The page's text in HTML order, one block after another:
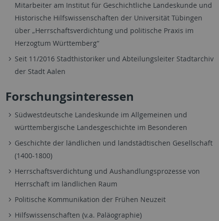
Mitarbeiter am Institut für Geschichtliche Landeskunde und
Historische Hilfswissenschaften der Universität Tübingen
über „Herrschaftsverdichtung und politische Praxis im
Herzogtum Württemberg“
Seit 11/2016 Stadthistoriker und Abteilungsleiter Stadtarchiv
der Stadt Aalen
Forschungsinteressen
Südwestdeutsche Landeskunde im Allgemeinen und
württembergische Landesgeschichte im Besonderen
Geschichte der ländlichen und landstädtischen Gesellschaft
(1400-1800)
Herrschaftsverdichtung und Aushandlungsprozesse von
Herrschaft im ländlichen Raum
Politische Kommunikation der Frühen Neuzeit
Hilfswissenschaften (v.a. Paläographie)